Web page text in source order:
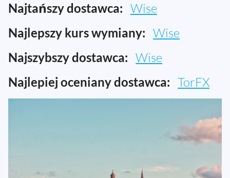
Najtańszy dostawca: Wise
Najlepszy kurs wymiany: Wise
Najszybszy dostawca: Wise
Najlepiej oceniany dostawca: TorFX